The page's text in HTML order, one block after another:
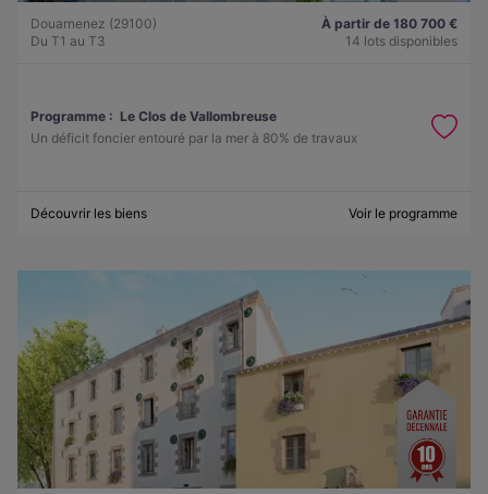
Douarnenez (29100)
Du T1 au T3
À partir de 180 700 €
14 lots disponibles
Programme : Le Clos de Vallombreuse
Un déficit foncier entouré par la mer à 80% de travaux
Découvrir les biens Voir le programme